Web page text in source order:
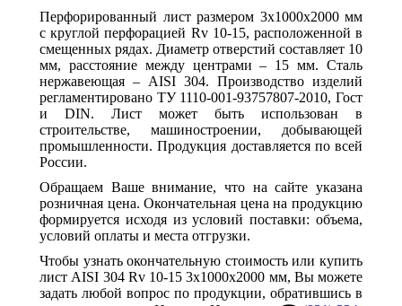
Перфорированный лист размером 3x1000x2000 мм
с круглой перфорацией Rv 10-15, расположенной в
смещенных рядах. Диаметр отверстий составляет 10
мм, расстояние между центрами – 15 мм. Сталь
нержавеющая – AISI 304. Производство изделий
регламентировано ТУ 1110-001-93757807-2010, Гост
и DIN. Лист может быть использован в
строительстве, машиностроении, добывающей
промышленности. Продукция доставляется по всей
России.
Обращаем Ваше внимание, что на сайте указана
розничная цена. Окончательная цена на продукцию
формируется исходя из условий поставки: объема,
условий оплаты и места отгрузки.
Чтобы узнать окончательную стоимость или купить
лист AISI 304 Rv 10-15 3x1000x2000 мм, Вы можете
задать любой вопрос по продукции, обратившись в